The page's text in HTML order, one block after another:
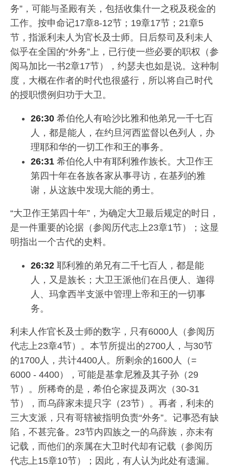
务”，可能与圣殿有关，包括收集什一之税及税金的
工作。按申命记17章8-12节；19章17节；21章5
节，指派利未人为官长及士师。日后祭司及利未人
似乎在全国的“外务”上，已行使一些必要的职权（参
阅马加比一书2章17节），约瑟夫也如是说。这种制
度，大概在作者的时代也很盛行，所以将自己时代
的授职惯例归功于大卫。
26:30 希伯伦人有哈沙比雅和他弟兄一千七百
人，都是能人，在约旦河西监督以色列人，办
理耶和华的一切工作和王的事务。
26:31 希伯伦人中有耶利雅作族长。大卫作王
第四十年在各族各家从事寻访，在基列的雅
谢，从这族中发现大能的勇士。
“大卫作王第四十年”，为确定大卫最后规定的时日，
是一件重要的论据（参阅历代志上23章1节）；这显
明指出一个古代的史料。
26:32 耶利雅的弟兄有二千七百人，都是能
人，又是族长；大卫王派他们在吕便人、迦得
人、玛拿西半支派中管理上帝和王的一切事
务。
利未人作官长及士师的数字，只有6000人（参阅历
代志上23章4节）。本节所提出的2700人，与30节
的1700人，共计4400人。所剩余的1600人（=
6000 - 4400），可能是基拿尼雅及其子孙（29
节）。所稀奇的是，希伯仑家提及两次（30-31
节），而乌薛家未提只字（23节）。再者，利未的
三大支派，只有哥辖被指明负责“外务”。记事恐有缺
陷，不甚完备。23节内四族之一的乌薛族，亦未有
记载，而他们的亲属在大卫时代却有记载（参阅历
代志上15章10节）；因此，有人认为此处有遗漏。